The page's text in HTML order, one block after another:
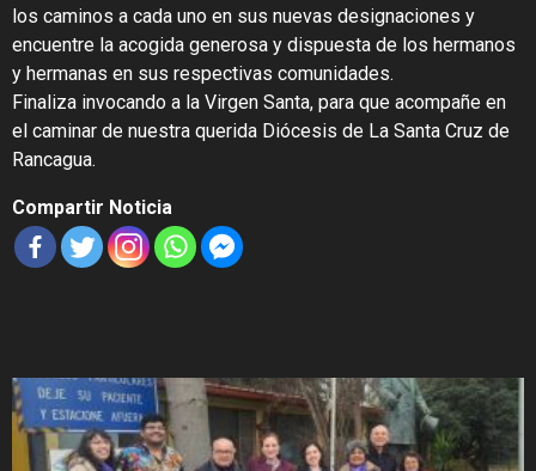
los caminos a cada uno en sus nuevas designaciones y
encuentre la acogida generosa y dispuesta de los hermanos
y hermanas en sus respectivas comunidades.
Finaliza invocando a la Virgen Santa, para que acompañe en
el caminar de nuestra querida Diócesis de La Santa Cruz de
Rancagua.
Compartir Noticia